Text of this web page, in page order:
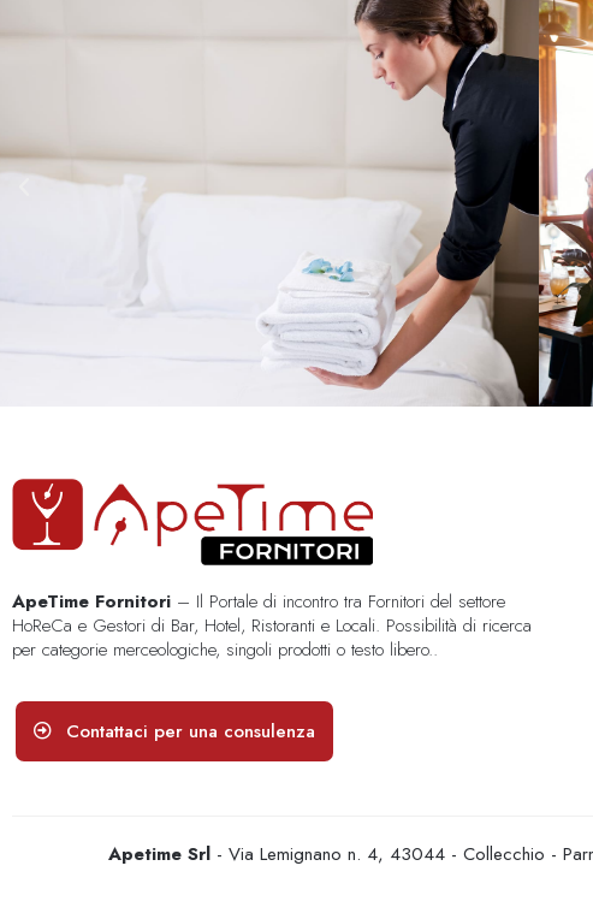
ApeTime Fornitori – Il Portale di incontro tra Fornitori del settore
HoReCa e Gestori di Bar, Hotel, Ristoranti e Locali. Possibilità di ricerca
per categorie merceologiche, singoli prodotti o testo libero..
Contattaci per una consulenza
Apetime Srl - Via Lemignano n. 4, 43044 - Collecchio -